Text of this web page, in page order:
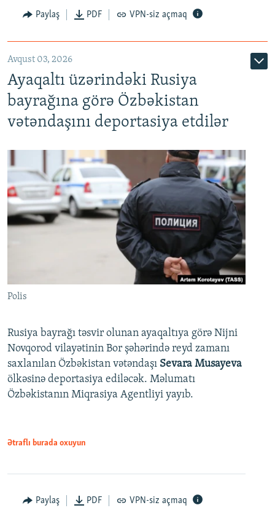
Paylaş PDF VPN-siz açmaq
Avqust 03, 2026
Ayaqaltı üzərindəki Rusiya
bayrağına görə Özbəkistan
vətəndaşını deportasiya etdilər
Polis
Rusiya bayrağı təsvir olunan ayaqaltıya görə Nijni
Novqorod vilayətinin Bor şəhərində reyd zamanı
saxlanılan Özbəkistan vətəndaşı Sevara Musayeva
ölkəsinə deportasiya ediləcək. Məlumatı
Özbəkistanın Miqrasiya Agentliyi yayıb.
Ətraflı burada oxuyun
Paylaş PDF VPN-siz açmaq